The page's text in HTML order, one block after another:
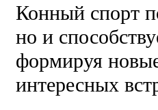
Конный спорт
но и
формируя
интересных